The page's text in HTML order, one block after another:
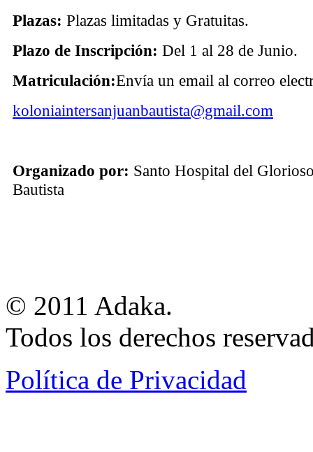
Plazas: Plazas limitadas y Gratuitas.
Plazo de Inscripción: Del 1 al 28 de Junio.
Matriculación:Envía un email al correo
koloniaintersanjuanbautista@gmail.com
Organizado por: Santo Hospital del
Bautista
© 2011 Adaka.
Todos los derechos
Política de Privacidad